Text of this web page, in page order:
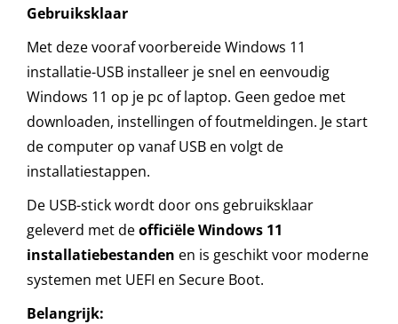
Gebruiksklaar
Met deze vooraf voorbereide Windows 11
installatie-USB installeer je snel en eenvoudig
Windows 11 op je pc of laptop. Geen gedoe met
downloaden, instellingen of foutmeldingen. Je start
de computer op vanaf USB en volgt de
installatiestappen.
De USB-stick wordt door ons gebruiksklaar
geleverd met deofficiële Windows 11
installatiebestanden en is geschikt voor moderne
systemen met UEFI en Secure Boot.
Belangrijk: